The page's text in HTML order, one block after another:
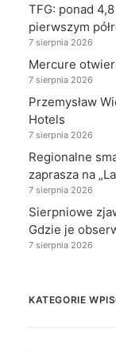
TFG: ponad
pierwszym
7 sierpnia 2026
Mercure
7 sierpnia 2026
Przemysław
Hotels
7 sierpnia 2026
Regionalne
zaprasza na
7 sierpnia 2026
Sierpniowe
Gdzie je
7 sierpnia 2026
KATEGORIE